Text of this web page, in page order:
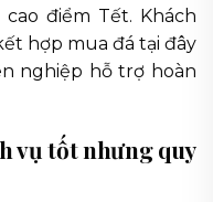
điểm Tết. Khách
hợp mua đá tại đây
nghiệp hỗ trợ hoàn
vụ tốt nhưng quy